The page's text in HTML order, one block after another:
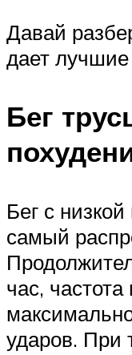
Давай
дает лучшие
Бег
Бег с
самый
час,
ударов. При